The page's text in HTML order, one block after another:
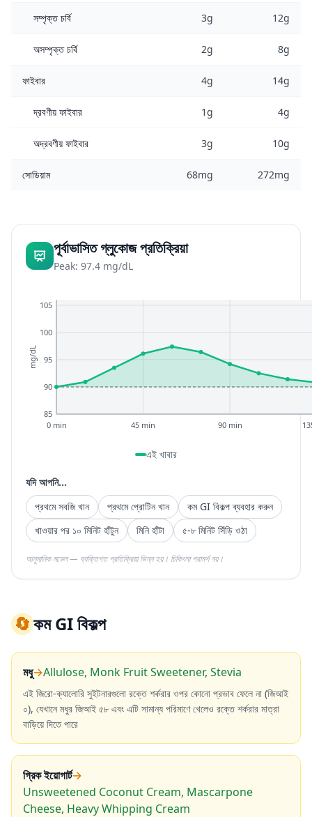
সম্পৃক্ত চর্বি 3g 12g
অসম্পৃক্ত চর্বি 2g 8g
ফাইবার 4g 14g
দ্রবণীয় ফাইবার 1g 4g
অদ্রবণীয় ফাইবার 3g 10g
সোডিয়াম 68mg 272mg
পূর্বাভাসিত গ্লুকোজ প্রতিক্রিয়া
Peak: 97.4 mg/dL
85
90
95
100
105
0 min 45 min 90 min
mg/dL
এই খাবার
যদি আপনি...
প্রথমে সবজি খান
প্রথমে প্রোটিন খান
কম GI বিকল্প ব্যবহার করুন
খাওয়ার পর ১০ মিনিট হাঁটুন
মিনি হাঁটা ৫-৮ মিনিট সিঁড়ি ওঠা
আনুমানিক মডেল — ব্যক্তিগত প্রতিক্রিয়া ভিন্ন হয়। চিকিৎসা পরামর্শ নয়।
🔄কম GI বিকল্প
মধু→Allulose, Monk Fruit Sweetener, Stevia
এই জিরো-ক্যালোরি সুইটনারগুলো রক্তে শর্করার ওপর কোনো প্রভাব ফেলে না (জিআই
০), যেখানে মধুর জিআই ৫৮ এবং এটি সামান্য পরিমাণে খেলেও রক্তে শর্করার মাত্রা
বাড়িয়ে দিতে পারে
গ্রিক ইয়োগার্ট→
Unsweetened Coconut Cream, Mascarpone
Cheese, Heavy Whipping Cream